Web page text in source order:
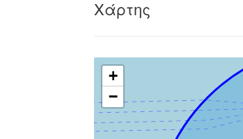
Χάρτης
+
−